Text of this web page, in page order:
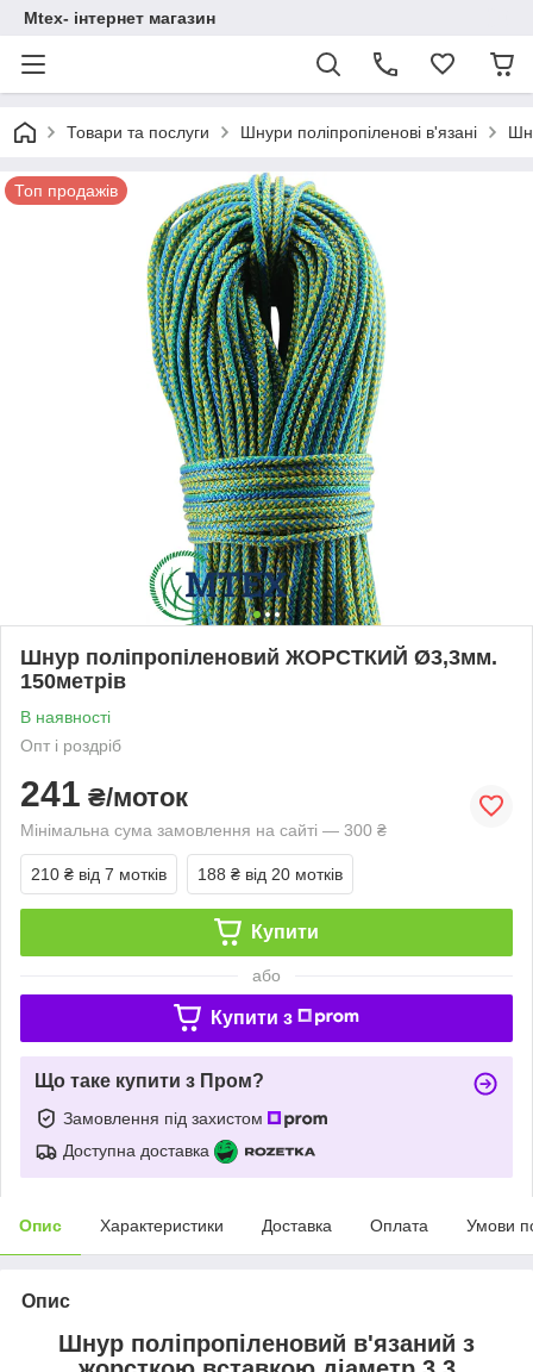
Mtex- інтернет магазин
Товари та послуги Шнури поліпропіленові в'язані
Топ продажів
Шнур поліпропіленовий ЖОРСТКИЙ Ø3,3мм.
150метрів
В наявності
Опт і роздріб
241 ₴/моток
Мінімальна сума замовлення на сайті — 300 ₴
210 ₴ від 7 мотків 188 ₴ від 20 мотків
Купити
або
Купити з
Що таке купити з Пром?
Замовлення під захистом
Доступна доставка
Опис Характеристики Доставка Оплата Умови
Опис
Шнур поліпропіленовий в'язаний з